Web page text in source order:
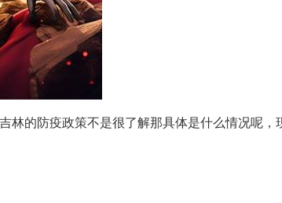
林的防疫政策不是很了解那具体是什么情况呢，